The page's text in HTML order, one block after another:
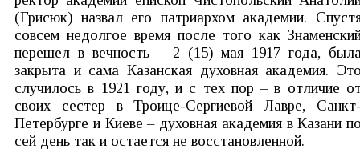
(Грисюк) назвал его патриархом академии.
совсем недолгое время после того как
перешел в вечность – 2 (15) мая 1917 года,
закрыта и сама Казанская духовная академия.
случилось в 1921 году, и с тех пор – в отличие
своих сестер в Троице-Сергиевой Лавре,
Петербурге и Киеве – духовная академия в Казани
сей день так и остается не восстановленной.